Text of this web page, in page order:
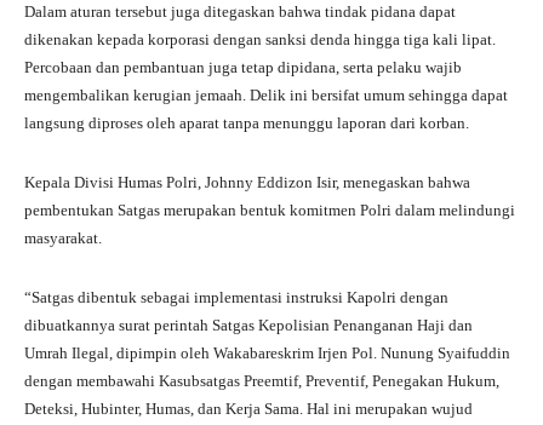
Dalam aturan tersebut juga ditegaskan bahwa tindak pidana dapat
dikenakan kepada korporasi dengan sanksi denda hingga tiga kali lipat.
Percobaan dan pembantuan juga tetap dipidana, serta pelaku wajib
mengembalikan kerugian jemaah. Delik ini bersifat umum sehingga dapat
langsung diproses oleh aparat tanpa menunggu laporan dari korban.
Kepala Divisi Humas Polri, Johnny Eddizon Isir, menegaskan bahwa
pembentukan Satgas merupakan bentuk komitmen Polri dalam melindungi
masyarakat.
“Satgas dibentuk sebagai implementasi instruksi Kapolri dengan
dibuatkannya surat perintah Satgas Kepolisian Penanganan Haji dan
Umrah Ilegal, dipimpin oleh Wakabareskrim Irjen Pol. Nunung Syaifuddin
dengan membawahi Kasubsatgas Preemtif, Preventif, Penegakan Hukum,
Deteksi, Hubinter, Humas, dan Kerja Sama. Hal ini merupakan wujud